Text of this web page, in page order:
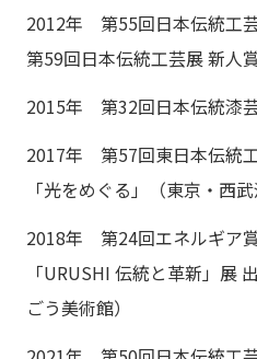
2012年 第55回日本伝統工
第59回日本伝統工芸展 新人
2015年 第32回日本伝統漆
2017年 第57回東日本伝統
「光をめぐる」（東京・西武
2018年 第24回エネルギア
「URUSHI 伝統と革新」展
ごう美術館）